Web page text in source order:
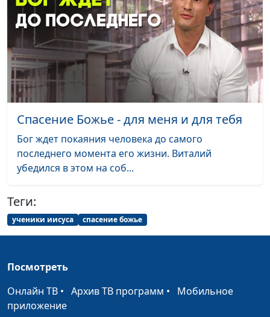
хорошая черта
характера или нет?
священнослужитель
Показное благородство
Андрей Качалаба,
священнослужитель
#19
Уныние и депрессия:
что говорит Евангелие?
Андрей Качалаба,
священнослужитель
#18
Акцент на каждой
мелочи
Андрей Качалаба,
священнослужитель
Что значит новый год
Что нужно для
спасения?
священнослужитель
проблем? Где Бог?
О любви на практике
Андрей Качалаба,
священнослужитель
Спасение Божье - для меня и для тебя
Бог ждет покаяния человека до самого
последнего момента его жизни. Виталий
убедился в этом на соб...
Теги:
ученики иисуса спасение божье
Посмотреть
Онлайн ТВ • Архив ТВ программ • Мобильное
приложение